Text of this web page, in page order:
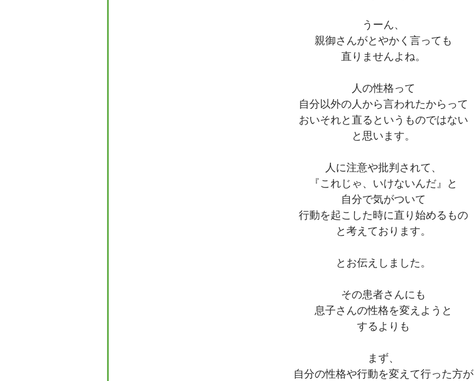
うーん、
親御さんがとやかく言っても
直りませんよね。
人の性格って
自分以外の人から言われたからって
おいそれと直るというものではない
と思います。
人に注意や批判されて、
『これじゃ、いけないんだ』と
自分で気がついて
行動を起こした時に直り始めるもの
と考えております。
とお伝えしました。
その患者さんにも
息子さんの性格を変えようと
するよりも
まず、
自分の性格や行動を変えて行った方が